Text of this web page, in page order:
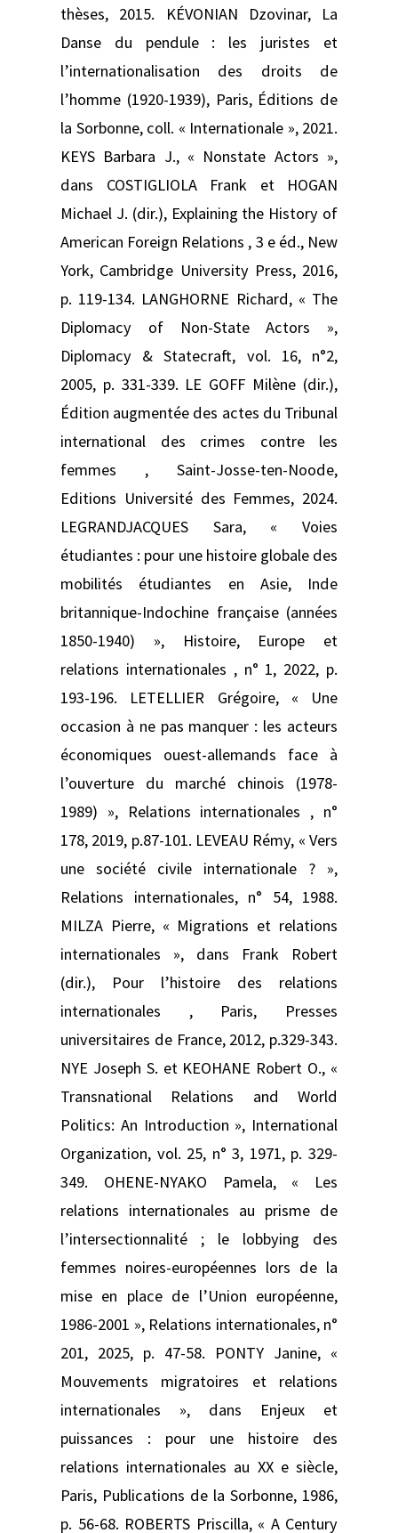
thèses, 2015. KÉVONIAN Dzovinar, La
Danse du pendule : les juristes et
l’internationalisation des droits de
l’homme (1920-1939), Paris, Éditions de
la Sorbonne, coll. « Internationale », 2021.
KEYS Barbara J., « Nonstate Actors »,
dans COSTIGLIOLA Frank et HOGAN
Michael J. (dir.), Explaining the History of
American Foreign Relations , 3 e éd., New
York, Cambridge University Press, 2016,
p. 119-134. LANGHORNE Richard, « The
Diplomacy of Non-State Actors »,
Diplomacy & Statecraft, vol. 16, n°2,
2005, p. 331‑339. LE GOFF Milène (dir.),
Édition augmentée des actes du Tribunal
international des crimes contre les
femmes , Saint-Josse-ten-Noode,
Editions Université des Femmes, 2024.
LEGRANDJACQUES Sara, « Voies
étudiantes : pour une histoire globale des
mobilités étudiantes en Asie, Inde
britannique-Indochine française (années
1850-1940) », Histoire, Europe et
relations internationales , n° 1, 2022, p.
193-196. LETELLIER Grégoire, « Une
occasion à ne pas manquer : les acteurs
économiques ouest-allemands face à
l’ouverture du marché chinois (1978-
1989) », Relations internationales , n°
178, 2019, p.87-101. LEVEAU Rémy, « Vers
une société civile internationale ? »,
Relations internationales, n° 54, 1988.
MILZA Pierre, « Migrations et relations
internationales », dans Frank Robert
(dir.), Pour l’histoire des relations
internationales , Paris, Presses
universitaires de France, 2012, p.329-343.
NYE Joseph S. et KEOHANE Robert O., «
Transnational Relations and World
Politics: An Introduction », International
Organization, vol. 25, n° 3, 1971, p. 329-
349. OHENE-NYAKO Pamela, « Les
relations internationales au prisme de
l’intersectionnalité ; le lobbying des
femmes noires-européennes lors de la
mise en place de l’Union européenne,
1986-2001 », Relations internationales, n°
201, 2025, p. 47-58. PONTY Janine, «
Mouvements migratoires et relations
internationales », dans Enjeux et
puissances : pour une histoire des
relations internationales au XX e siècle,
Paris, Publications de la Sorbonne, 1986,
p. 56-68. ROBERTS Priscilla, « A Century